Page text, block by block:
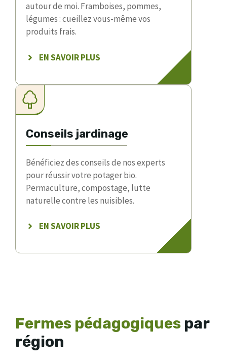
autour de moi. Framboises, pommes,
légumes : cueillez vous-même vos
produits frais.
EN SAVOIR PLUS
Conseils jardinage
Bénéficiez des conseils de nos experts
pour réussir votre potager bio.
Permaculture, compostage, lutte
naturelle contre les nuisibles.
EN SAVOIR PLUS
Fermes pédagogiques par
région